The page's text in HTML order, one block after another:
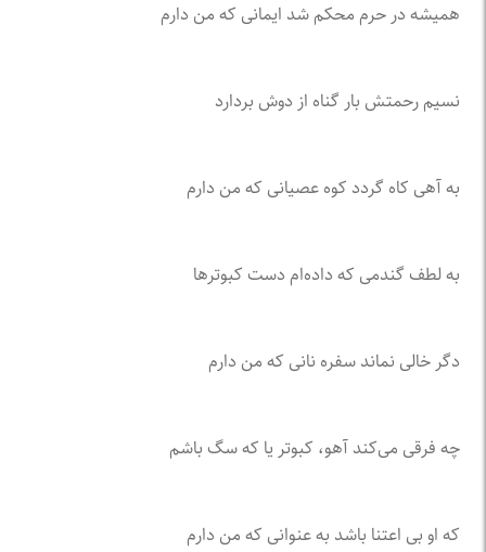
همیشه در حرم محکم شد ایمانی که من دارم
نسیم رحمتش بار گناه از دوش بردارد
به آهی کاه گردد کوه عصیانی که من دارم
به لطف گندمی که داده‌ام دست کبوتر‌ها
دگر خالی نماند سفره نانی که من دارم
چه فرقی می‌کند آهو، کبوتر یا که سگ باشم
که او بی اعتنا باشد به عنوانی که من دارم